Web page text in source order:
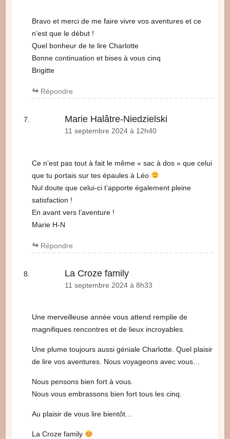
Bravo et merci de me faire vivre vos aventures et ce
n’est que le début !
Quel bonheur de te lire Charlotte
Bonne continuation et bises à vous cinq
Brigitte
Répondre
Marie Halâtre-Niedzielski
11 septembre 2024 à 12h40
Ce n’est pas tout à fait le même « sac à dos » que celui
que tu portais sur tes épaules à Léo
Nul doute que celui-ci t’apporte également pleine
satisfaction !
En avant vers l’aventure !
Marie H-N
Répondre
La Croze family
11 septembre 2024 à 8h33
Une merveilleuse année vous attend remplie de
magnifiques rencontres et de lieux incroyables.
Une plume toujours aussi géniale Charlotte. Quel plaisir
de lire vos aventures. Nous voyageons avec vous…
Nous pensons bien fort à vous.
Nous vous embrassons bien fort tous les cinq.
Au plaisir de vous lire bientôt…
La Croze family